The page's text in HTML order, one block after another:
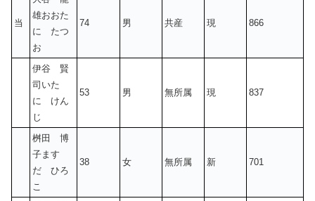
当
雄おおた
に たつ
お
74 男 共産 現 866
伊谷 賢
司いた
に けん
じ
53 男 無所属 現 837
桝田 博
子ます
だ ひろ
こ
38 女 無所属 新 701